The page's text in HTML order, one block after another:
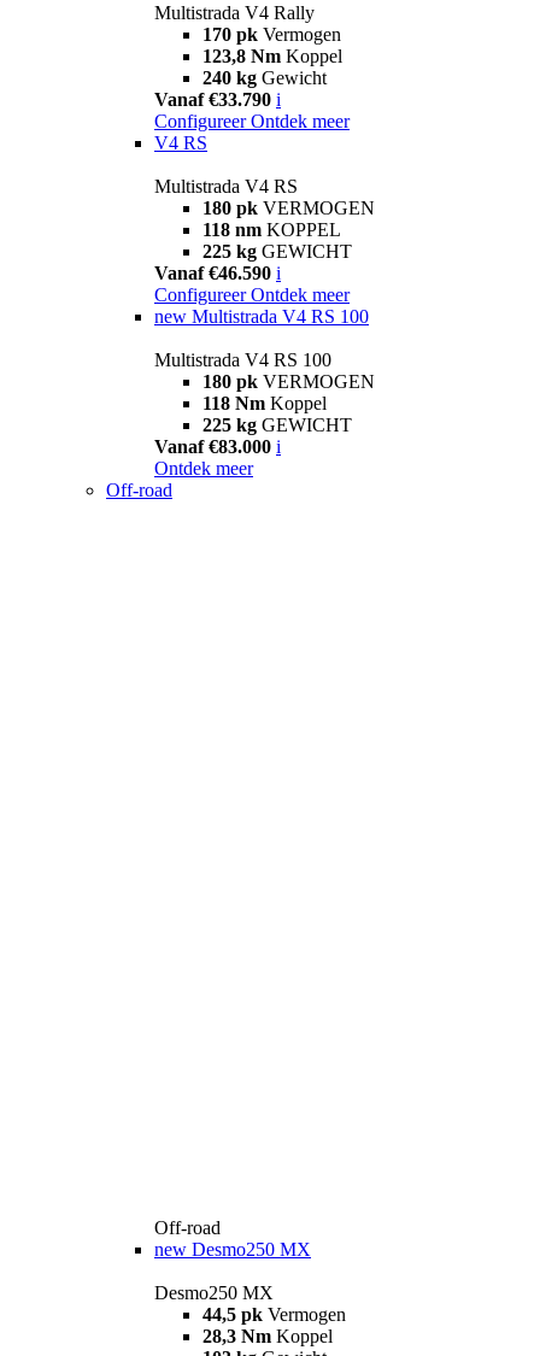
Multistrada V4 Rally
170 pk Vermogen
123,8 Nm Koppel
240 kg Gewicht
Vanaf €33.790 i
Configureer Ontdek meer
V4 RS
Multistrada V4 RS
180 pk VERMOGEN
118 nm KOPPEL
225 kg GEWICHT
Vanaf €46.590 i
Configureer Ontdek meer
new Multistrada V4 RS 100
Multistrada V4 RS 100
180 pk VERMOGEN
118 Nm Koppel
225 kg GEWICHT
Vanaf €83.000 i
Ontdek meer
Off-road
Off-road
new Desmo250 MX
Desmo250 MX
44,5 pk Vermogen
28,3 Nm Koppel